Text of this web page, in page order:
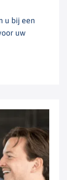
u bij een
uw